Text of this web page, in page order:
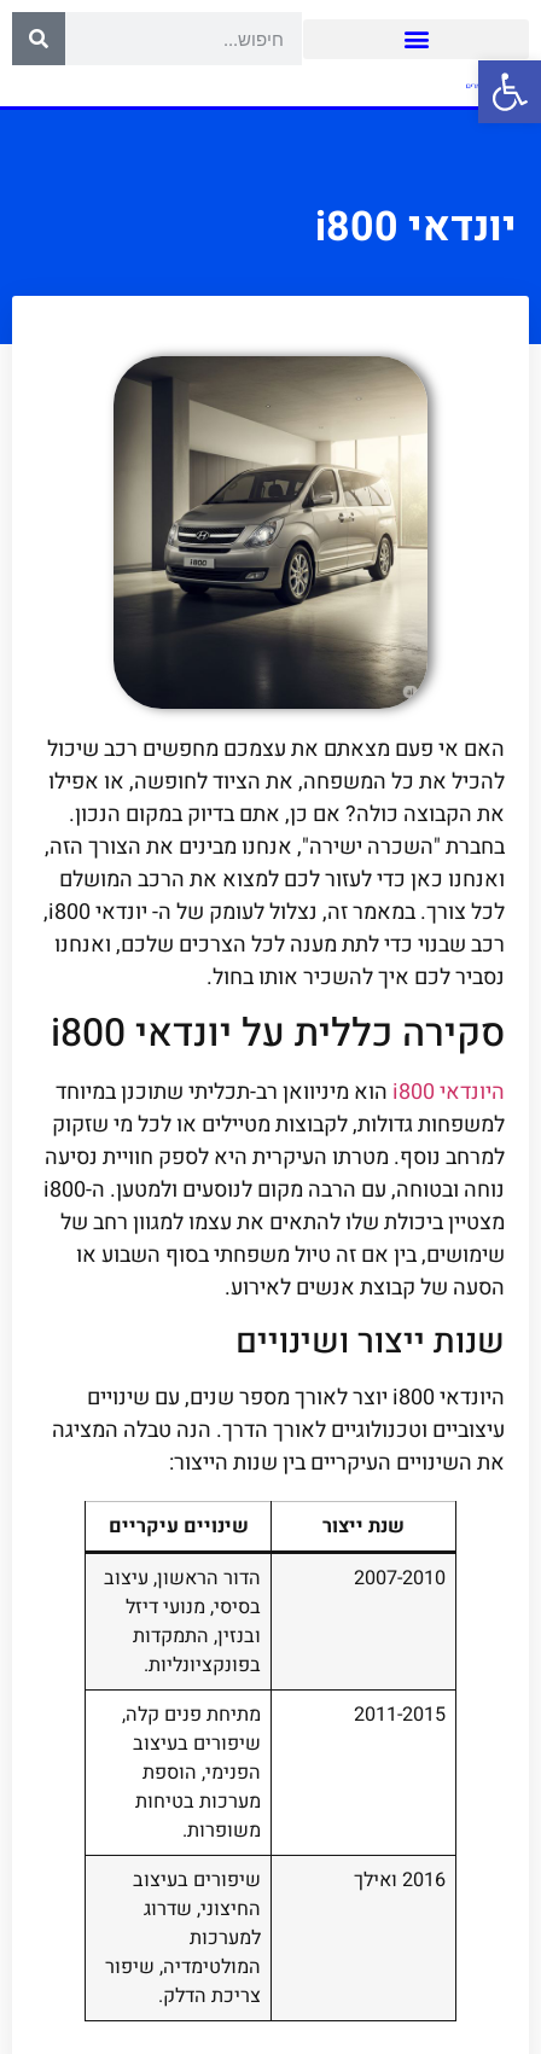
פתח סרגל נגישות
יונדאי i800
האם אי פעם מצאתם את עצמכם מחפשים רכב שיכול
להכיל את כל המשפחה, את הציוד לחופשה, או אפילו
את הקבוצה כולה? אם כן, אתם בדיוק במקום הנכון.
בחברת "השכרה ישירה", אנחנו מבינים את הצורך הזה,
ואנחנו כאן כדי לעזור לכם למצוא את הרכב המושלם
לכל צורך. במאמר זה, נצלול לעומק של ה- יונדאי i800,
רכב שבנוי כדי לתת מענה לכל הצרכים שלכם, ואנחנו
נסביר לכם איך להשכיר אותו בחול.
סקירה כללית על יונדאי i800
היונדאי i800
הוא מיניוואן רב-תכליתי שתוכנן במיוחד
למשפחות גדולות, לקבוצות מטיילים או לכל מי שזקוק
למרחב נוסף. מטרתו העיקרית היא לספק חוויית נסיעה
נוחה ובטוחה, עם הרבה מקום לנוסעים ולמטען. ה-i800
מצטיין ביכולת שלו להתאים את עצמו למגוון רחב של
שימושים, בין אם זה טיול משפחתי בסוף השבוע או
הסעה של קבוצת אנשים לאירוע.
שנות ייצור ושינויים
היונדאי i800 יוצר לאורך מספר שנים, עם שינויים
עיצוביים וטכנולוגיים לאורך הדרך. הנה טבלה המציגה
את השינויים העיקריים בין שנות הייצור:
שנת ייצור
שינויים עיקריים
2007-2010
הדור הראשון, עיצוב
בסיסי, מנועי דיזל
ובנזין, התמקדות
בפונקציונליות.
2011-2015
מתיחת פנים קלה,
שיפורים בעיצוב
הפנימי, הוספת
מערכות בטיחות
משופרות.
2016 ואילך
שיפורים בעיצוב
החיצוני, שדרוג
למערכות
המולטימדיה, שיפור
צריכת הדלק.